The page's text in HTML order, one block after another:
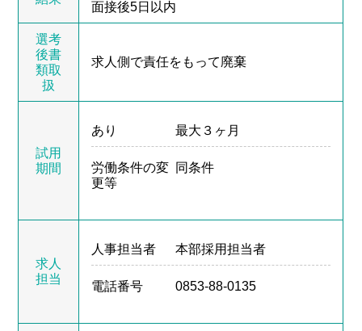
面接後5日以内
選考
後書
類取
扱
求人側で責任をもって廃棄
試用
期間
あり 最大３ヶ月
労働条件の変
更等
同条件
求人
担当
人事担当者 本部採用担当者
電話番号 0853-88-0135